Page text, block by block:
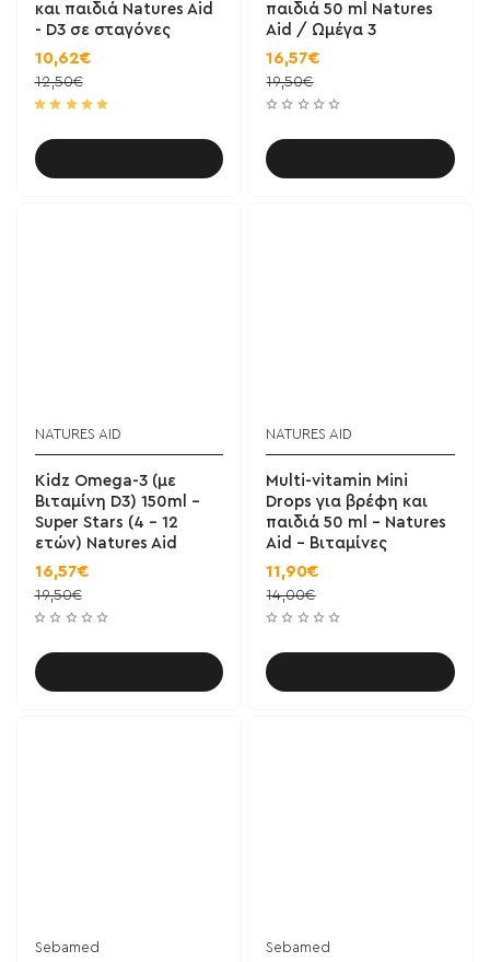
και παιδιά Natures Aid
- D3 σε σταγόνες
10,62€
12,50€
παιδιά 50 ml Natures
Aid / Ωμέγα 3
16,57€
19,50€
NATURES AID
Kidz Omega-3 (με
Βιταμίνη D3) 150ml -
Super Stars (4 - 12
ετών) Natures Aid
16,57€
19,50€
NATURES AID
Multi-vitamin Mini
Drops για βρέφη και
παιδιά 50 ml - Natures
Aid - Βιταμίνες
11,90€
14,00€
Sebamed Sebamed